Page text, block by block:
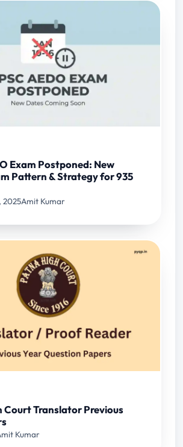
Exam Postponed: New
Pattern & Strategy for 935
2025Amit Kumar
Court Translator Previous
Kumar